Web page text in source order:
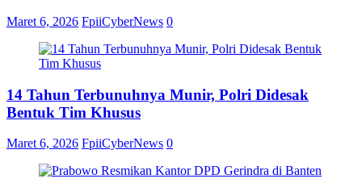
Maret 6, 2026 FpiiCyberNews 0
14 Tahun Terbunuhnya Munir, Polri Didesak
Bentuk Tim Khusus
Maret 6, 2026 FpiiCyberNews 0